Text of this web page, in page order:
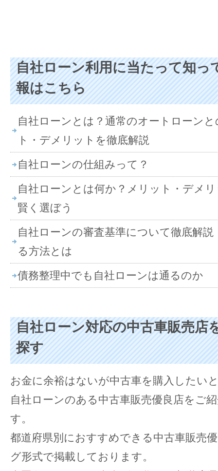
自社ローン利用に当たって知っ
報はこちら
自社ローンとは？通常のオートローン
ト・デメリットを徹底解説
自社ローンの仕組みって？
自社ローンとは何か？メリット・デメ
賢く選ぼう
自社ローンの審査基準について徹底解
る方法とは
債務整理中でも自社ローンは通るのか
自社ローン対応の中古車販売店
探す
お金に余裕はないが中古車を購入したい
自社ローンのある中古車販売優良店をご
す。
都道府県別におすすめできる中古車販売
グ形式で掲載しております。